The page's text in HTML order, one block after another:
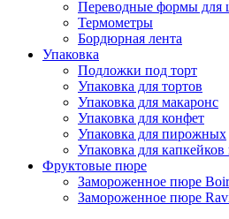
Переводные формы для
Термометры
Бордюрная лента
Упаковка
Подложки под торт
Упаковка для тортов
Упаковка для макаронс
Упаковка для конфет
Упаковка для пирожных
Упаковка для
Фруктовые пюре
Замороженное пюре
Замороженное пюре